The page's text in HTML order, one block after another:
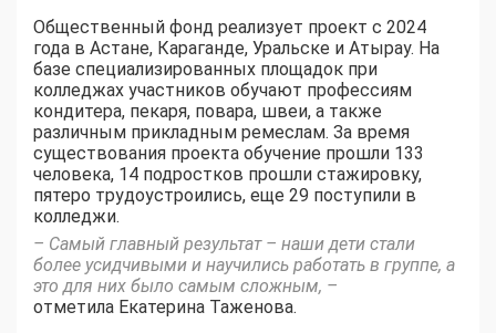
Общественный фонд реализует проект с 2024
года в Астане, Караганде, Уральске и Атырау. На
базе специализированных площадок при
колледжах участников обучают профессиям
кондитера, пекаря, повара, швеи, а также
различным прикладным ремеслам. За время
существования проекта обучение прошли 133
человека, 14 подростков прошли стажировку,
пятеро трудоустроились, еще 29 поступили в
колледжи.
– Самый главный результат – наши дети стали
более усидчивыми и научились работать в группе, а
это для них было самым сложным, –
отметила Екатерина Таженова.